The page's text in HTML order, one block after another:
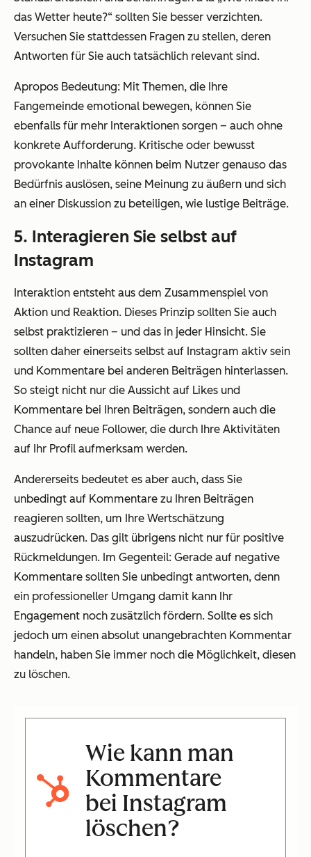
das Wetter heute?“ sollten Sie besser verzichten.
Versuchen Sie stattdessen Fragen zu stellen, deren
Antworten für Sie auch tatsächlich relevant sind.
Apropos Bedeutung: Mit Themen, die Ihre
Fangemeinde emotional bewegen, können Sie
ebenfalls für mehr Interaktionen sorgen – auch ohne
konkrete Aufforderung. Kritische oder bewusst
provokante Inhalte können beim Nutzer genauso das
Bedürfnis auslösen, seine Meinung zu äußern und sich
an einer Diskussion zu beteiligen, wie lustige Beiträge.
5. Interagieren Sie selbst auf
Instagram
Interaktion entsteht aus dem Zusammenspiel von
Aktion und Reaktion. Dieses Prinzip sollten Sie auch
selbst praktizieren – und das in jeder Hinsicht. Sie
sollten daher einerseits selbst auf Instagram aktiv sein
und Kommentare bei anderen Beiträgen hinterlassen.
So steigt nicht nur die Aussicht auf Likes und
Kommentare bei Ihren Beiträgen, sondern auch die
Chance auf neue Follower, die durch Ihre Aktivitäten
auf Ihr Profil aufmerksam werden.
Andererseits bedeutet es aber auch, dass Sie
unbedingt auf Kommentare zu Ihren Beiträgen
reagieren sollten, um Ihre Wertschätzung
auszudrücken. Das gilt übrigens nicht nur für positive
Rückmeldungen. Im Gegenteil: Gerade auf negative
Kommentare sollten Sie unbedingt antworten, denn
ein professioneller Umgang damit kann Ihr
Engagement noch zusätzlich fördern. Sollte es sich
jedoch um einen absolut unangebrachten Kommentar
handeln, haben Sie immer noch die Möglichkeit, diesen
zu löschen.
Wie kann man
Kommentare
bei Instagram
löschen?